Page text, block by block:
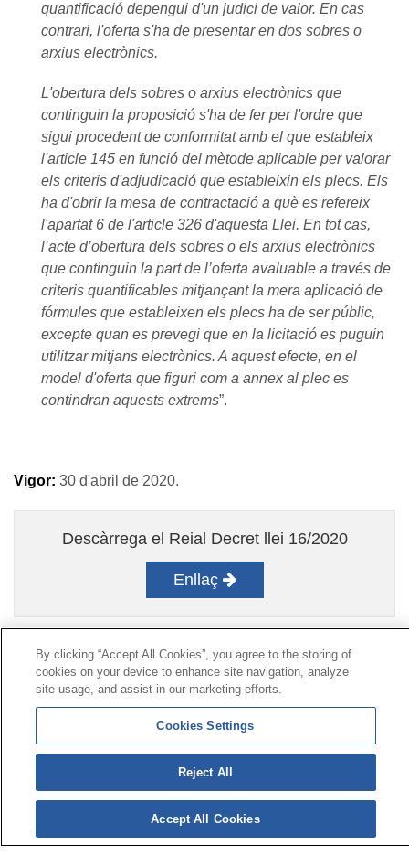
quantificació depengui d'un judici de valor. En cas
contrari, l'oferta s'ha de presentar en dos sobres o
arxius electrònics.
L'obertura dels sobres o arxius electrònics que
continguin la proposició s'ha de fer per l'ordre que
sigui procedent de conformitat amb el que estableix
l'article 145 en funció del mètode aplicable per valorar
els criteris d'adjudicació que estableixin els plecs. Els
ha d'obrir la mesa de contractació a què es refereix
l'apartat 6 de l'article 326 d'aquesta Llei. En tot cas,
l’acte d’obertura dels sobres o els arxius electrònics
que continguin la part de l’oferta avaluable a través de
criteris quantificables mitjançant la mera aplicació de
fórmules que estableixen els plecs ha de ser públic,
excepte quan es prevegi que en la licitació es puguin
utilitzar mitjans electrònics. A aquest efecte, en el
model d'oferta que figuri com a annex al plec es
contindran aquests extrems”.
Vigor: 30 d'abril de 2020.
Descàrrega el Reial Decret llei 16/2020
Enllaç
Contacte|Perfil del contractant|Reclamacions
Línia Universal 900 203 203|Zona Privada Comissió de
Prestacions Especials|Zona Privada Proveïdor Sanitari
© Mutua Universal 2026| Mapa del web | Avís legal |
Política de Protecció de Dades
Segueix-nos a:
X
By clicking “Accept All Cookies”, you agree to the storing of
cookies on your device to enhance site navigation, analyze
site usage, and assist in our marketing efforts.
Cookies Settings
Reject All
Accept All Cookies